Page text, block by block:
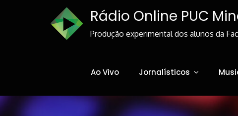
Rádio Online PUC
Produção experimental dos alunos da
Ao Vivo Jornalísticos